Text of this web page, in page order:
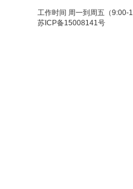
工作时间 周一到周五（9:00-
苏ICP备15008141号